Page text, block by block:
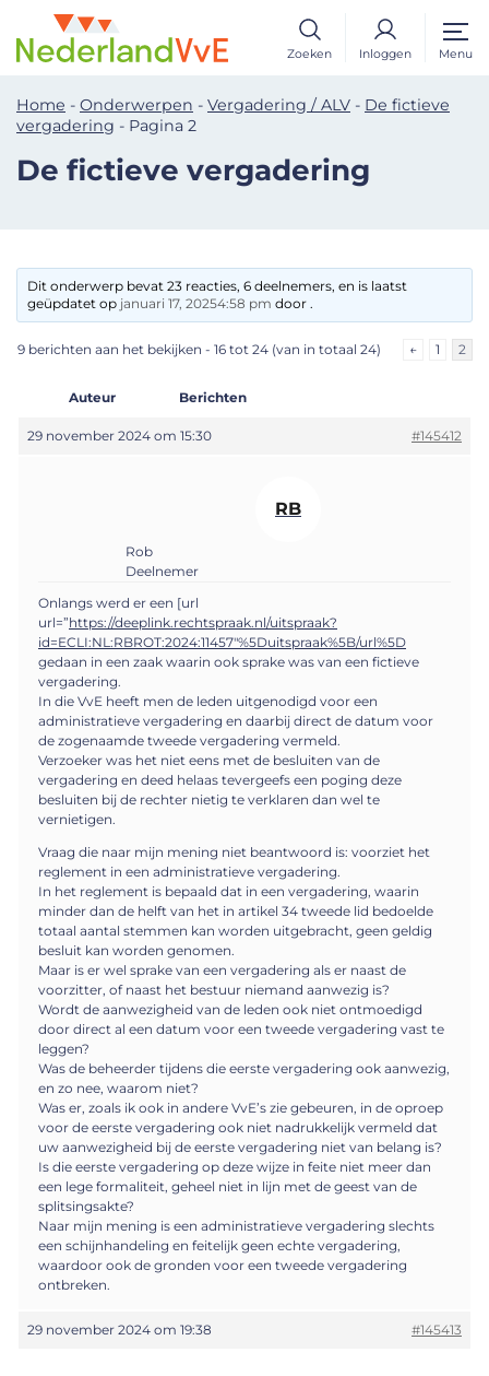
Zoeken Inloggen Menu
Home - Onderwerpen - Vergadering / ALV - De fictieve
vergadering - Pagina 2
De fictieve vergadering
Dit onderwerp bevat 23 reacties, 6 deelnemers, en is laatst
geüpdatet op januari 17, 20254:58 pm door .
9 berichten aan het bekijken - 16 tot 24 (van in totaal 24) ← 1 2
Auteur Berichten
29 november 2024 om 15:30 #145412
RB
Rob
Deelnemer
Onlangs werd er een [url
url=”https://deeplink.rechtspraak.nl/uitspraak?
id=ECLI:NL:RBROT:2024:11457″%5Duitspraak%5B/url%5D
gedaan in een zaak waarin ook sprake was van een fictieve
vergadering.
In die VvE heeft men de leden uitgenodigd voor een
administratieve vergadering en daarbij direct de datum voor
de zogenaamde tweede vergadering vermeld.
Verzoeker was het niet eens met de besluiten van de
vergadering en deed helaas tevergeefs een poging deze
besluiten bij de rechter nietig te verklaren dan wel te
vernietigen.
Vraag die naar mijn mening niet beantwoord is: voorziet het
reglement in een administratieve vergadering.
In het reglement is bepaald dat in een vergadering, waarin
minder dan de helft van het in artikel 34 tweede lid bedoelde
totaal aantal stemmen kan worden uitgebracht, geen geldig
besluit kan worden genomen.
Maar is er wel sprake van een vergadering als er naast de
voorzitter, of naast het bestuur niemand aanwezig is?
Wordt de aanwezigheid van de leden ook niet ontmoedigd
door direct al een datum voor een tweede vergadering vast te
leggen?
Was de beheerder tijdens die eerste vergadering ook aanwezig,
en zo nee, waarom niet?
Was er, zoals ik ook in andere VvE’s zie gebeuren, in de oproep
voor de eerste vergadering ook niet nadrukkelijk vermeld dat
uw aanwezigheid bij de eerste vergadering niet van belang is?
Is die eerste vergadering op deze wijze in feite niet meer dan
een lege formaliteit, geheel niet in lijn met de geest van de
splitsingsakte?
Naar mijn mening is een administratieve vergadering slechts
een schijnhandeling en feitelijk geen echte vergadering,
waardoor ook de gronden voor een tweede vergadering
ontbreken.
29 november 2024 om 19:38 #145413